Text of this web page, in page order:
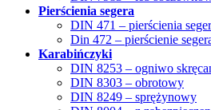
Pierścienia segera
DIN 471 – pierścienia
Din 472 – pierścienie
Karabińczyki
DIN 8253 – ogniwo
DIN 8303 – obrotowy
DIN 8249 – sprężynowy